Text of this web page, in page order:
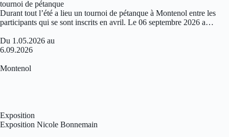
tournoi de pétanque
Durant tout l’été a lieu un tournoi de pétanque à Montenol entre les
participants qui se sont inscrits en avril. Le 06 septembre 2026 a…
Du 1.05.2026 au
6.09.2026
Montenol
Exposition
Exposition Nicole Bonnemain